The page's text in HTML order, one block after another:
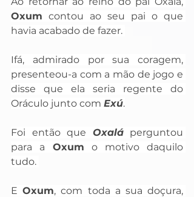
Oxum contou ao seu pai o que
havia acabado de fazer.
Ifá, admirado por sua coragem,
presenteou-a com a mão de jogo e
disse que ela seria regente do
Oráculo junto com Exú.
Foi então que Oxalá perguntou
para a Oxum o motivo daquilo
tudo.
E Oxum, com toda a sua doçura,